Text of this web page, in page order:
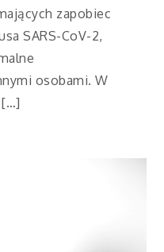
zapobiec
SARS-CoV-2,
osobami. W
[…]